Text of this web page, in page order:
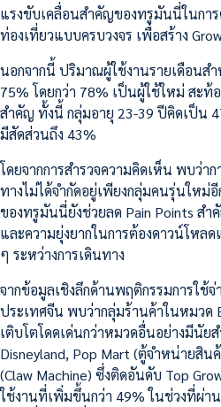
แรงขับเคลื่อนสำคัญของทรูมันนี่ในกา
ท่องเที่ยวแบบครบวงจร เพื่อสร้าง
นอกจากนี้ ปริมาณผู้ใช้งานรายเดือนส
75% โดยกว่า 78% เป็นผู้ใช้ใหม่ สะท้
สำคัญ ทั้งนี้ กลุ่มอายุ 23-39 ปีคิดเป็น
มีสัดส่วนถึง 43%
โดยจากการสำรวจความคิดเห็น พบว่า
ทางไม่ได้จำกัดอยู่เพียงกลุ่มคนรุ่นใหม่
ของทรูมันนี่ยังช่วยลด Pain Points ส
และความยุ่งยากในการต้องดาวน์โหล
ๆ ระหว่างการเดินทาง
จากข้อมูลเชิงลึกด้านพฤติกรรมการใช้
ประเทศจีน พบว่ากลุ่มร้านค้าในหมวด
เติบโตโดดเด่นกว่าหมวดอื่นอย่างมีนัย
Disneyland, Pop Mart (ตู้จำหน่ายสิ
(Claw Machine) ซึ่งติดอันดับ Top
ใช้งานที่เพิ่มขึ้นกว่า 49% ในช่วงที่ผ่